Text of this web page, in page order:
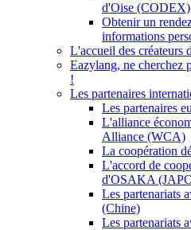
d'Oise (CODEX)
Obtenir un
informations
L'accueil des créateurs
Eazylang, ne cherchez
!
Les partenaires
Les partenaires
L'alliance
Alliance (WCA)
La coopération
L'accord de
d'OSAKA
Les partenariats
(Chine)
Les partenariats